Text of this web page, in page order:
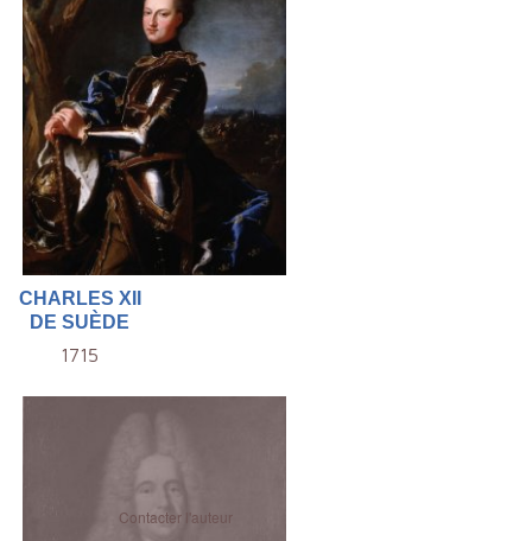
CHARLES XII
DE SUÈDE
1715
Contacter l'auteur